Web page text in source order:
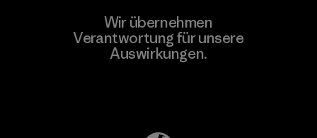
Wir übernehmen
Verantwortung für unsere
Auswirkungen.